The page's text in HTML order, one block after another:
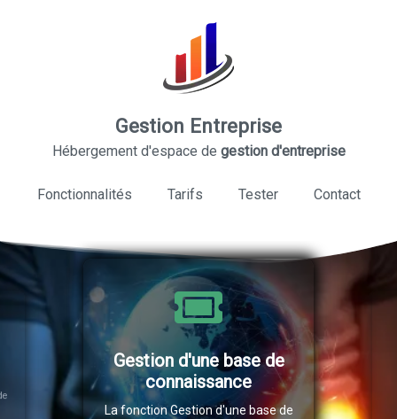
Gestion Entreprise
Hébergement d'espace de gestion d'entreprise
Fonctionnalités Tarifs Tester Contact
Gestion d'une base de
connaissance
La fonction Gestion d'une base de